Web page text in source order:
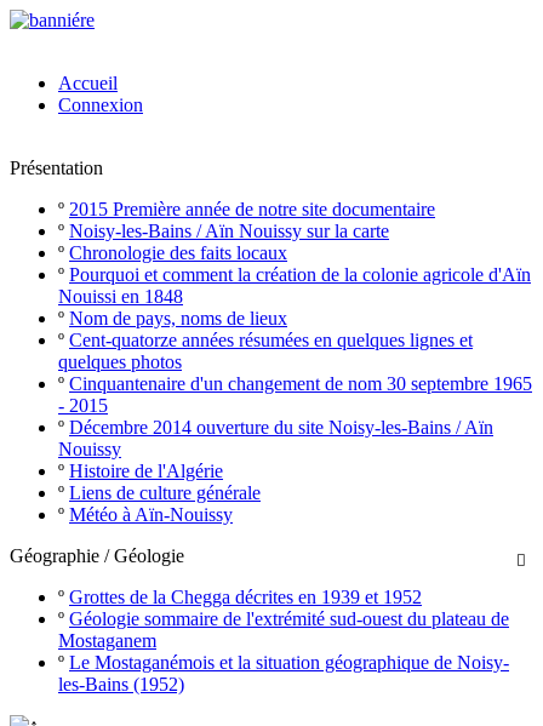
Accueil
Connexion
Présentation
º 2015 Première année de notre site documentaire
º Noisy-les-Bains / Aïn Nouissy sur la carte
º Chronologie des faits locaux
º Pourquoi et comment la création de la colonie agricole d'Aïn
Nouissi en 1848
º Nom de pays, noms de lieux
º Cent-quatorze années résumées en quelques lignes et
quelques photos
º Cinquantenaire d'un changement de nom 30 septembre 1965
- 2015
º Décembre 2014 ouverture du site Noisy-les-Bains / Aïn
Nouissy
º Histoire de l'Algérie
º Liens de culture générale
º Météo à Aïn-Nouissy

Géographie / Géologie
º Grottes de la Chegga décrites en 1939 et 1952
º Géologie sommaire de l'extrémité sud-ouest du plateau de
Mostaganem
º Le Mostaganémois et la situation géographique de Noisy-
les-Bains (1952)